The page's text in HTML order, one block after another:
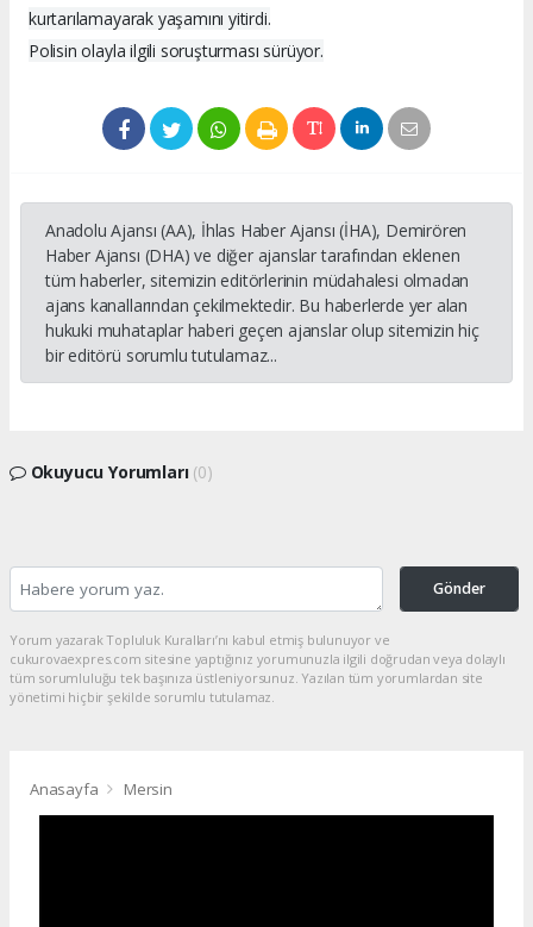
kurtarılamayarak yaşamını yitirdi.
Polisin olayla ilgili soruşturması sürüyor.
Anadolu Ajansı (AA), İhlas Haber Ajansı (İHA), Demirören
Haber Ajansı (DHA) ve diğer ajanslar tarafından eklenen
tüm haberler, sitemizin editörlerinin müdahalesi olmadan
ajans kanallarından çekilmektedir. Bu haberlerde yer alan
hukuki muhataplar haberi geçen ajanslar olup sitemizin hiç
bir editörü sorumlu tutulamaz...
Okuyucu Yorumları (0)
Gönder
Yorum yazarak Topluluk Kuralları’nı kabul etmiş bulunuyor ve
cukurovaexpres.com sitesine yaptığınız yorumunuzla ilgili doğrudan veya dolaylı
tüm sorumluluğu tek başınıza üstleniyorsunuz. Yazılan tüm yorumlardan site
yönetimi hiçbir şekilde sorumlu tutulamaz.
Anasayfa Mersin